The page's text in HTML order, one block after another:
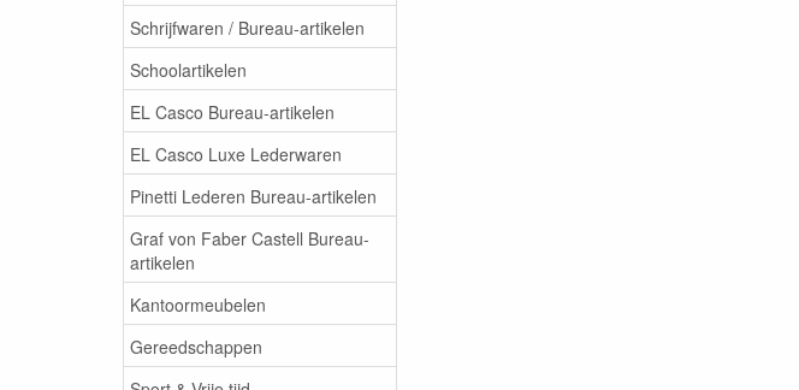
Schrijfwaren / Bureau-artikelen
Schoolartikelen
EL Casco Bureau-artikelen
EL Casco Luxe Lederwaren
Pinetti Lederen Bureau-artikelen
Graf von Faber Castell Bureau-
artikelen
Kantoormeubelen
Gereedschappen